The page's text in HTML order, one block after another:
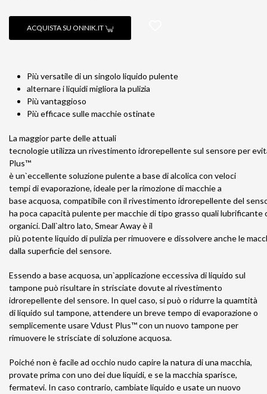
ACQUISTA SU ONNIK.IT
Più versatile di un singolo liquido pulente
alternare i liquidi migliora la pulizia
Più vantaggioso
Più efficace sulle macchie ostinate
La maggior parte delle attuali
tecnologie utilizza un rivestimento idrorepellente sul sensore per
Plus™
è un`eccellente soluzione pulente a base di alcolica con veloci
tempi di evaporazione, ideale per la rimozione di macchie a
base acquosa, compatibile con il rivestimento idrorepellente del
ha poca capacità pulente per macchie di tipo grasso quali lubrificante
organici. Dall`altro lato, Smear Away è il
più potente liquido di pulizia per rimuovere e dissolvere anche le
dalla superficie del sensore.
Essendo a base acquosa, un`applicazione eccessiva di liquido sul
tampone può risultare in strisciate dovute al rivestimento
idrorepellente del sensore. In quel caso, si può o ridurre la quamtità
di liquido sul tampone, attendere un breve tempo di evaporazione o
semplicemente usare Vdust Plus™ con un nuovo tampone per
rimuovere le strisciate di soluzione acquosa.
Poiché non è facile ad occhio nudo capire la natura di una macchia,
provate prima con uno dei due liquidi, e se la macchia sparisce,
fermatevi. In caso contrario, cambiate liquido e usate un nuovo